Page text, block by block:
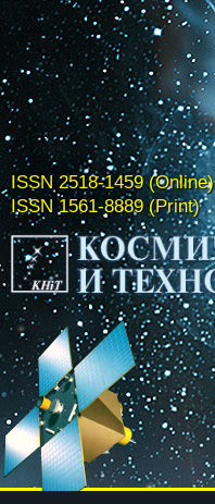
ISSN 2518-1459 (Online)
ISSN 1561-8889 (Print)